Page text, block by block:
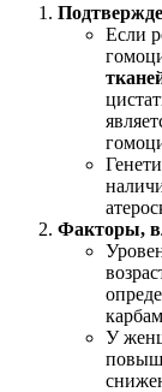
Если
Факторы,
У